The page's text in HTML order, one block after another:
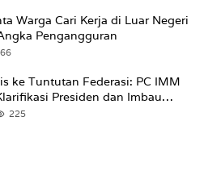
Warga Cari Kerja di Luar Negeri
Pengangguran
ke Tuntutan Federasi: PC IMM
Presiden dan Imbau
Bendera Merah Putih Di
225